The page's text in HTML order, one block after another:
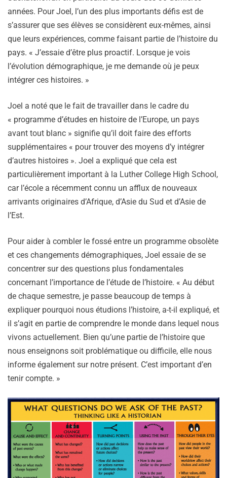
années. Pour Joel, l’un des plus importants défis est de
s’assurer que ses élèves se considèrent eux-mêmes, ainsi
que leurs expériences, comme faisant partie de l’histoire du
pays. « J’essaie d’être plus proactif. Lorsque je vois
l’évolution démographique, je me demande où je peux
intégrer ces histoires. »
Joel a noté que le fait de travailler dans le cadre du
« programme d’études en histoire de l’Europe, un pays
avant tout blanc » signifie qu’il doit faire des efforts
supplémentaires « pour trouver des moyens d’y intégrer
d’autres histoires ». Joel a expliqué que cela est
particulièrement important à la Luther College High School,
car l’école a récemment connu un afflux de nouveaux
arrivants originaires d’Afrique, d’Asie du Sud et d’Asie de
l’Est.
Pour aider à combler le fossé entre un programme obsolète
et ces changements démographiques, Joel essaie de se
concentrer sur des questions plus fondamentales
concernant l’importance de l’étude de l’histoire. « Au début
de chaque semestre, je passe beaucoup de temps à
expliquer pourquoi nous étudions l’histoire, a-t-il expliqué, et
il s’agit en partie de comprendre le monde dans lequel nous
vivons actuellement. Bien qu’une partie de l’histoire que
nous enseignons soit problématique ou difficile, elle nous
informe également sur notre présent. C’est important d’en
tenir compte. »